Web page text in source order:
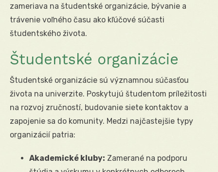
zameriava na študentské organizácie, bývanie a
trávenie voľného času ako kľúčové súčasti
študentského života.
Študentské organizácie
Študentské organizácie sú významnou súčasťou
života na univerzite. Poskytujú študentom príležitosti
na rozvoj zručností, budovanie siete kontaktov a
zapojenie sa do komunity. Medzi najčastejšie typy
organizácií patria:
Akademické kluby: Zamerané na podporu